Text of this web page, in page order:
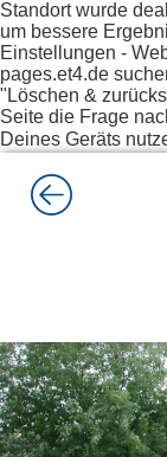
Standort wurde
um bessere
Einstellungen -
pages.et4.de
"Löschen &
Seite die Frage
Deines Geräts